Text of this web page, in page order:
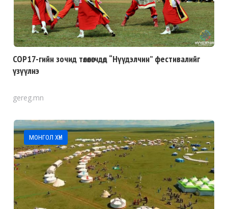
COP17-гийн зочид төлөөлөгчдөд “Нүүдэлчин” фестивалийг
үзүүлнэ
gereg.mn
МОНГОЛ ХҮН